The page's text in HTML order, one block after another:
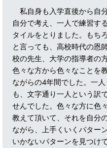
私自身も入学直後から自
自分で考え、一人で練習す
タイルをとりました。もち
と言っても、高校時代の恩
校の先生、大学の指導者の方
色々な方から色々なことを
ながらの4年間でした。一人
も、文字通り一人という訳
せんでした。色々な方に色
教えて頂いて、それを自分
ながら、上手くいくパター
いかないパターンを見つけ